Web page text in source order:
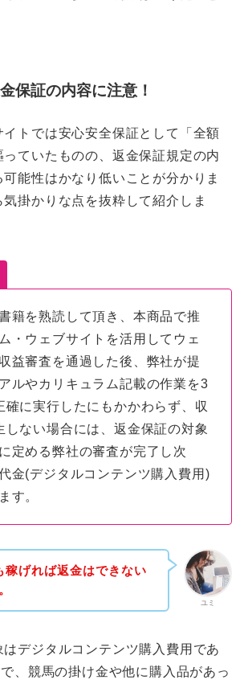
保証の内容に注意！
トでは安心安全保証として「全額
ていたものの、返金保証規定の内
能性はかなり低いことが分かりま
気掛かりな点を抜粋して紹介しま
籍を熟読して頂き、本商品で推
・ウェブサイトを活用してウェ
益審査を通過した後、弊社が提
ルやカリキュラム記載の作業を3
確に実行したにもかかわらず、収
しない場合には、返金保証の対象
定める弊社の審査が完了し次
金(デジタルコンテンツ購入費用)
す。
ユミ
稼げれば返金はできない
はデジタルコンテンツ購入費用であ
、競馬の掛け金や他に購入品があっ